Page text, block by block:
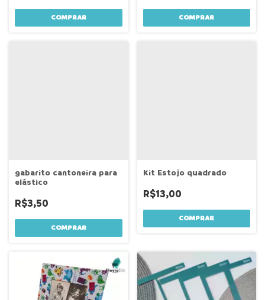
COMPRAR
gabarito cantoneira para
elástico
R$3,50
Kit Estojo quadrado
R$13,00